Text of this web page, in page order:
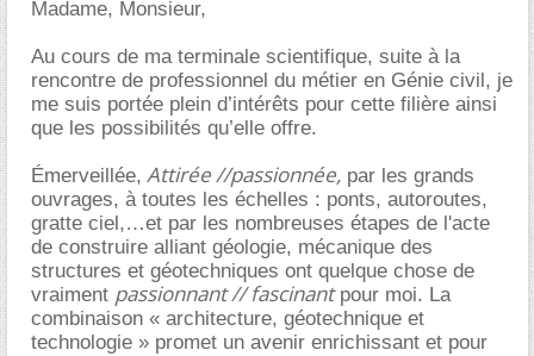
Madame, Monsieur,
Au cours de ma terminale scientifique, suite à la
rencontre de professionnel du métier en Génie civil, je
me suis portée plein d’intérêts pour cette filière ainsi
que les possibilités qu’elle offre.
Émerveillée, Attirée //passionnée, par les grands
ouvrages, à toutes les échelles : ponts, autoroutes,
gratte ciel,…et par les nombreuses étapes de l'acte
de construire alliant géologie, mécanique des
structures et géotechniques ont quelque chose de
vraiment passionnant // fascinantpour moi. La
combinaison « architecture, géotechnique et
technologie » promet un avenir enrichissant et pour